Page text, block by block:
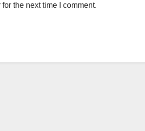
the next time I comment.